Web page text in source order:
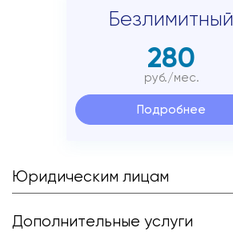
Безлимитный
280
руб./мес.
Подробнее
Юридическим лицам
Дополнительные услуги